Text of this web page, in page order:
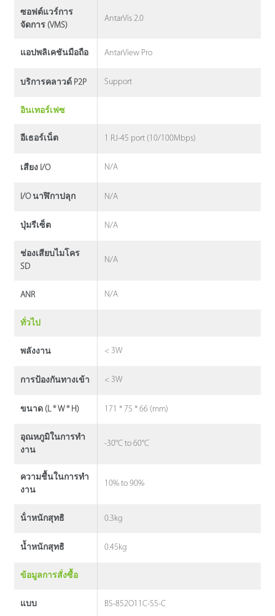
ซอฟต์แวร์การ
จัดการ (VMS)
AntarVis 2.0
แอปพลิเคชันมือถือ AntarView Pro
บริการคลาวด์ P2P Support
อินเทอร์เฟซ
อีเธอร์เน็ต 1 RJ-45 port (10/100Mbps)
เสียง I/O N/A
I/O นาฬิกาปลุก N/A
ปุ่มรีเซ็ต N/A
ช่องเสียบไมโคร
SD
N/A
ANR N/A
ทั่วไป
พลังงาน < 3W
การป้องกันทางเข้า < 3W
ขนาด (L * W * H) 171 * 75 * 66 (mm)
อุณหภูมิในการทํา
งาน
-30°C to 60°C
ความชื้นในการทํา
งาน
10% to 90%
น้ําหนักสุทธิ 0.3kg
น้ำหนักสุทธิ 0.45kg
ข้อมูลการสั่งซื้อ
แบบ BS-852O11C-S5-C